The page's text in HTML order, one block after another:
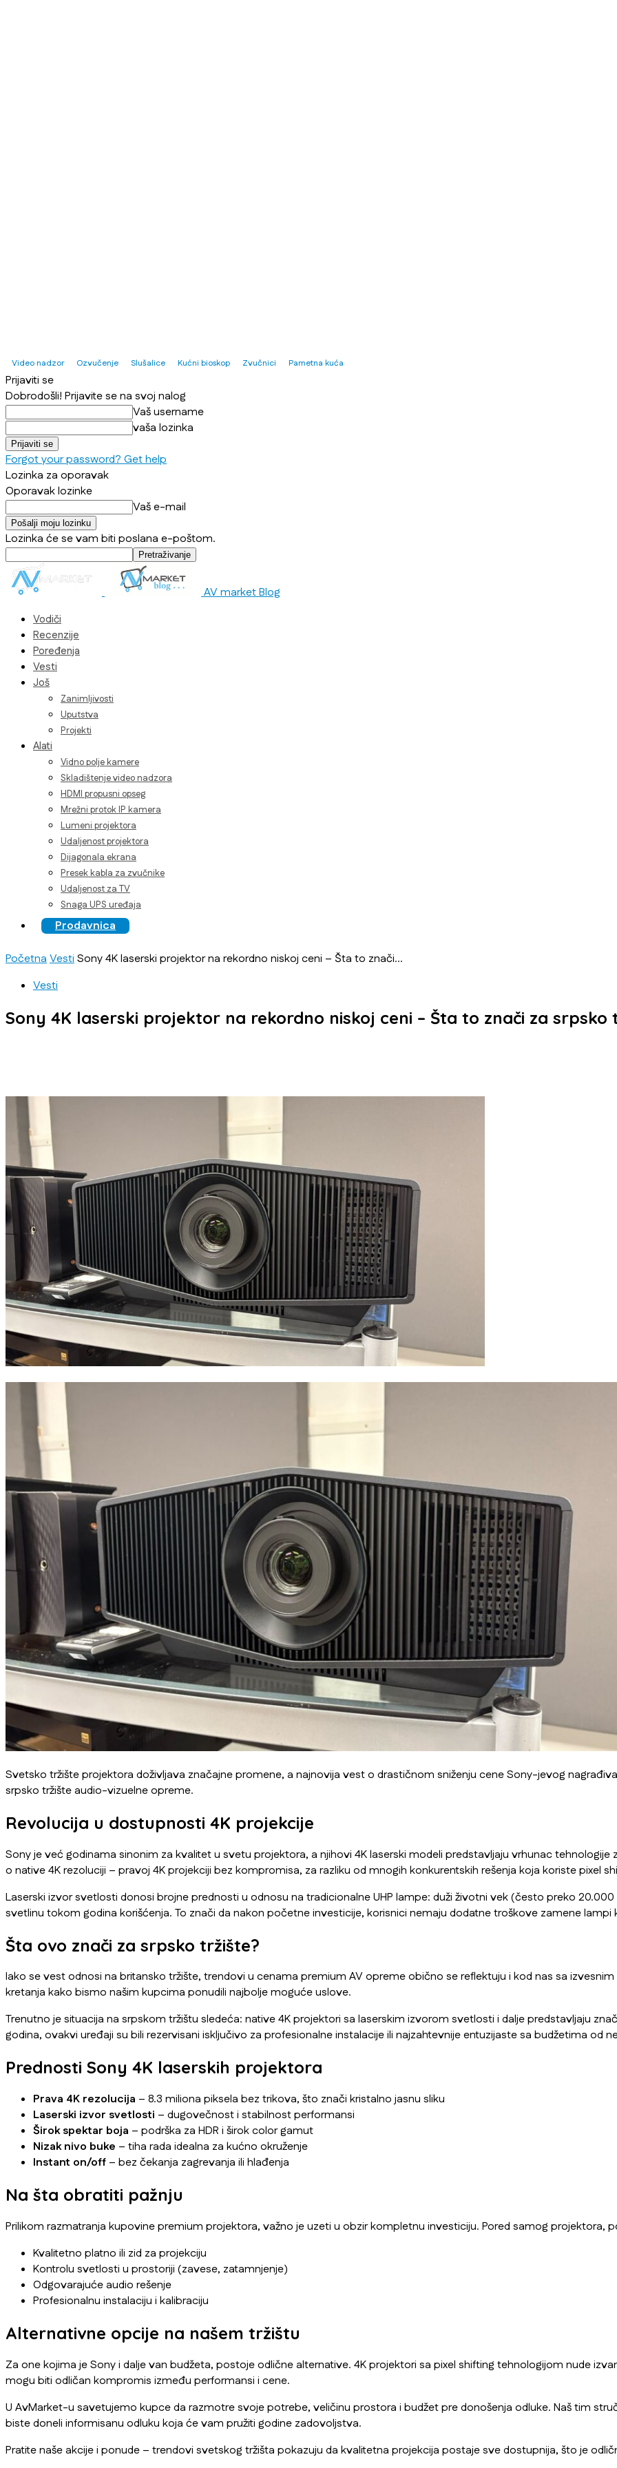
Video nadzor Ozvučenje Slušalice Kućni bioskop Zvučnici Pametna kuća
Prijaviti se
Dobrodošli! Prijavite se na svoj nalog
Vaš username
vaša lozinka
Forgot your password? Get help
Lozinka za oporavak
Oporavak lozinke
Vaš e-mail
Lozinka će se vam biti poslana e-poštom.
AV market Blog
Vodiči
Recenzije
Poređenja
Vesti
Još
Zanimljivosti
Uputstva
Projekti
Alati
Vidno polje kamere
Skladištenje video nadzora
HDMI propusni opseg
Mrežni protok IP kamera
Lumeni projektora
Udaljenost projektora
Dijagonala ekrana
Presek kabla za zvučnike
Udaljenost za TV
Snaga UPS uređaja
Prodavnica
PočetnaVestiSony 4K laserski projektor na rekordno niskoj ceni – Šta to znači...
Vesti
Sony 4K laserski projektor na rekordno niskoj ceni – Šta to znači za srpsko
Svetsko tržište projektora doživljava značajne promene, a najnovija vest o drastičnom sniženju cene Sony-jevog
srpsko tržište audio-vizuelne opreme.
Revolucija u dostupnosti 4K projekcije
Sony je već godinama sinonim za kvalitet u svetu projektora, a njihovi 4K laserski modeli predstavljaju vrhunac
o native 4K rezoluciji – pravoj 4K projekciji bez kompromisa, za razliku od mnogih konkurentskih rešenja koja koriste pixel
Laserski izvor svetlosti donosi brojne prednosti u odnosu na tradicionalne UHP lampe: duži životni vek (često preko
svetlinu tokom godina korišćenja. To znači da nakon početne investicije, korisnici nemaju dodatne troškove zamene lampi
Šta ovo znači za srpsko tržište?
Iako se vest odnosi na britansko tržište, trendovi u cenama premium AV opreme obično se reflektuju i kod nas sa
kretanja kako bismo našim kupcima ponudili najbolje moguće uslove.
Trenutno je situacija na srpskom tržištu sledeća: native 4K projektori sa laserskim izvorom svetlosti i dalje predstavljaju
godina, ovakvi uređaji su bili rezervisani isključivo za profesionalne instalacije ili najzahtevnije entuzijaste sa budžetima od
Prednosti Sony 4K laserskih projektora
Prava 4K rezolucija – 8.3 miliona piksela bez trikova, što znači kristalno jasnu sliku
Laserski izvor svetlosti – dugovečnost i stabilnost performansi
Širok spektar boja – podrška za HDR i širok color gamut
Nizak nivo buke – tiha rada idealna za kućno okruženje
Instant on/off – bez čekanja zagrevanja ili hlađenja
Na šta obratiti pažnju
Prilikom razmatranja kupovine premium projektora, važno je uzeti u obzir kompletnu investiciju. Pored samog projektora,
Kvalitetno platno ili zid za projekciju
Kontrolu svetlosti u prostoriji (zavese, zatamnjenje)
Odgovarajuće audio rešenje
Profesionalnu instalaciju i kalibraciju
Alternativne opcije na našem tržištu
Za one kojima je Sony i dalje van budžeta, postoje odlične alternative. 4K projektori sa pixel shifting tehnologijom nude
mogu biti odličan kompromis između performansi i cene.
U AvMarket-u savetujemo kupce da razmotre svoje potrebe, veličinu prostora i budžet pre donošenja odluke. Naš tim
biste doneli informisanu odluku koja će vam pružiti godine zadovoljstva.
Pratite naše akcije i ponude – trendovi svetskog tržišta pokazuju da kvalitetna projekcija postaje sve dostupnija, što je